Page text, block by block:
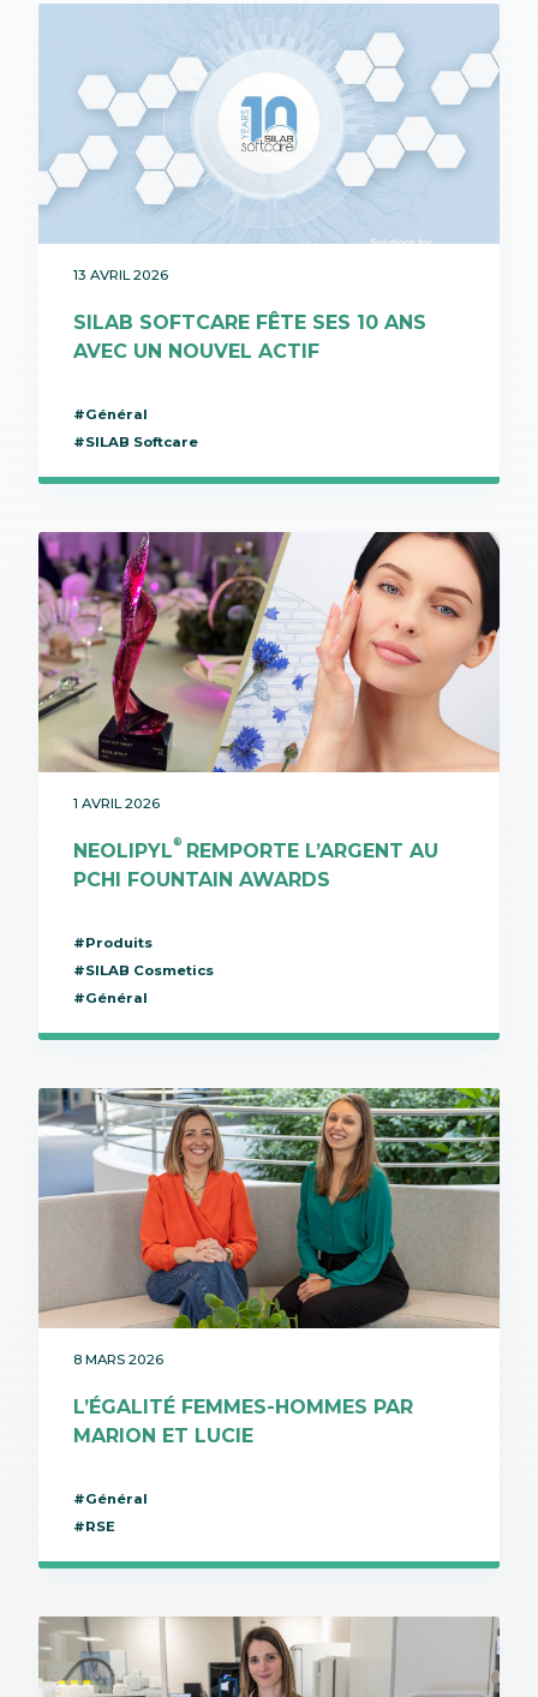
13 AVRIL 2026
SILAB SOFTCARE FÊTE SES 10 ANS
AVEC UN NOUVEL ACTIF
#Général
#SILAB Softcare
1 AVRIL 2026
NEOLIPYL®
REMPORTE L’ARGENT AU
PCHI FOUNTAIN AWARDS
#Produits
#SILAB Cosmetics
#Général
8 MARS 2026
L’ÉGALITÉ FEMMES-HOMMES PAR
MARION ET LUCIE
#Général
#RSE